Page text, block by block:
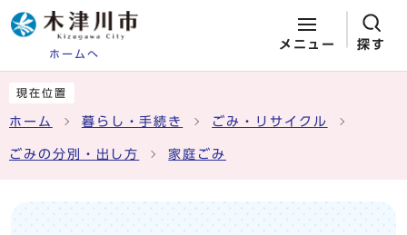
ホームへ
メニュー 探す
現在位置
ホーム 暮らし・手続き ごみ・リサイクル
ごみの分別・出し方 家庭ごみ